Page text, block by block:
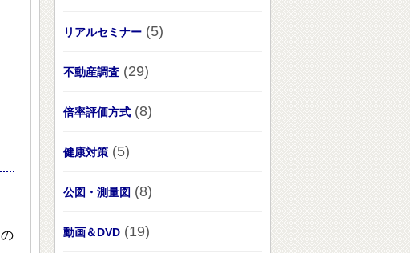
の
リアルセミナー(5)
不動産調査(29)
倍率評価方式(8)
健康対策(5)
公図・測量図 (8)
動画＆DVD(19)